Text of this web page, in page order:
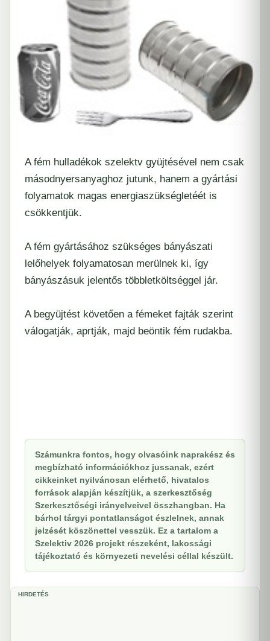
A fém hulladékok szelektv gyüjtésével nem csak
másodnyersanyaghoz jutunk, hanem a gyártási
folyamatok magas energiaszükségletéét is
csökkentjük.
A fém gyártásához szükséges bányászati
lelőhelyek folyamatosan merülnek ki, így
bányászásuk jelentős többletköltséggel jár.
A begyüjtést követően a fémeket fajták szerint
válogatják, aprtják, majd beöntik fém rudakba.
Számunkra fontos, hogy olvasóink naprakész és
megbízható információkhoz jussanak, ezért
cikkeinket nyilvánosan elérhető, hivatalos
források alapján készítjük, a szerkesztőség
Szerkesztőségi irányelveivel összhangban. Ha
bárhol tárgyi pontatlanságot észlelnek, annak
jelzését köszönettel vesszük. Ez a tartalom a
Szelektiv 2026 projekt részeként, lakossági
tájékoztató és környezeti nevelési céllal készült.
HIRDETÉS